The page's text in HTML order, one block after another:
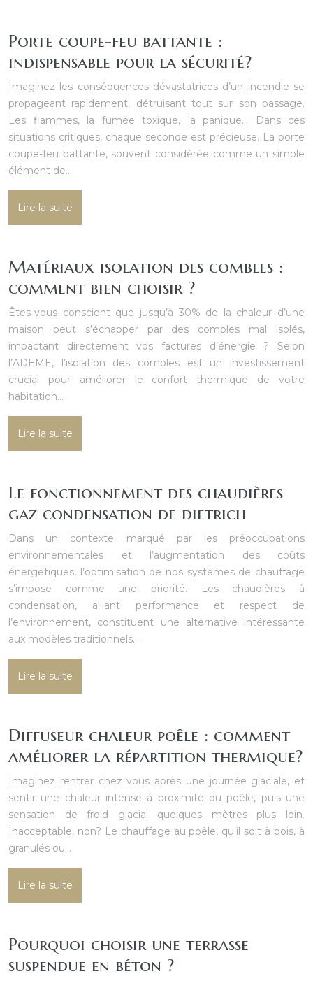
Porte coupe-feu battante :
indispensable pour la sécurité?
Imaginez les conséquences dévastatrices d’un incendie se
propageant rapidement, détruisant tout sur son passage.
Les flammes, la fumée toxique, la panique… Dans ces
situations critiques, chaque seconde est précieuse. La porte
coupe-feu battante, souvent considérée comme un simple
élément de…
Lire la suite
Matériaux isolation des combles :
comment bien choisir ?
Êtes-vous conscient que jusqu’à 30% de la chaleur d’une
maison peut s’échapper par des combles mal isolés,
impactant directement vos factures d’énergie ? Selon
l’ADEME, l’isolation des combles est un investissement
crucial pour améliorer le confort thermique de votre
habitation…
Lire la suite
Le fonctionnement des chaudières
gaz condensation de dietrich
Dans un contexte marqué par les préoccupations
environnementales et l’augmentation des coûts
énergétiques, l’optimisation de nos systèmes de chauffage
s’impose comme une priorité. Les chaudières à
condensation, alliant performance et respect de
l’environnement, constituent une alternative intéressante
aux modèles traditionnels….
Lire la suite
Diffuseur chaleur poêle : comment
améliorer la répartition thermique?
Imaginez rentrer chez vous après une journée glaciale, et
sentir une chaleur intense à proximité du poêle, puis une
sensation de froid glacial quelques mètres plus loin.
Inacceptable, non? Le chauffage au poêle, qu’il soit à bois, à
granulés ou…
Lire la suite
Pourquoi choisir une terrasse
suspendue en béton ?